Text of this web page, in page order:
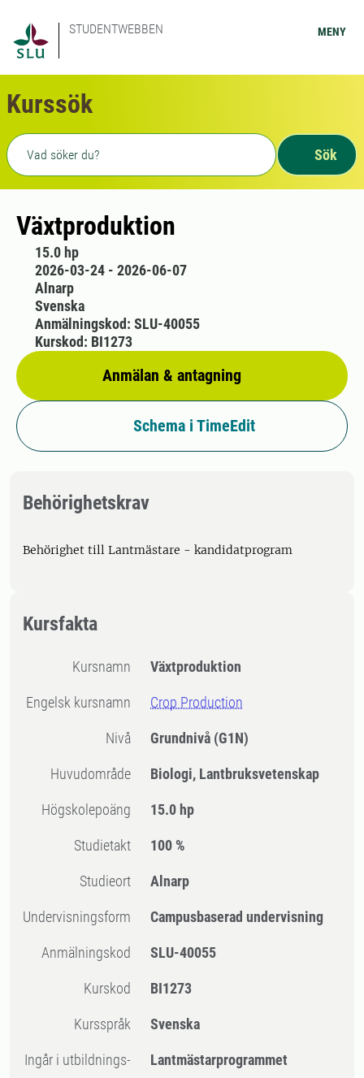
STUDENTWEBBEN MENY
Kurssök
Fritext sökning
Sök
Växtproduktion
15.0 hp
2026-03-24 - 2026-06-07
Alnarp
Svenska
Anmälan & antagning
Anmälningskod: SLU-40055
Kurskod: BI1273
Schema i TimeEdit
Behörighetskrav
Behörighet till Lantmästare - kandidatprogram
Kursfakta
Kursnamn Växtproduktion
Engelsk kursnamn Crop Production
Nivå Grundnivå (G1N)
Huvudområde Biologi, Lantbruksvetenskap
högskolepoäng 15.0 hp
Studietakt 100 %
Studieort Alnarp
Undervisningsform Campusbaserad undervisning
Anmälningskod SLU-40055
Kurskod BI1273
Kursspråk Svenska
Ingår i utbildnings-
Lantmästarprogrammet